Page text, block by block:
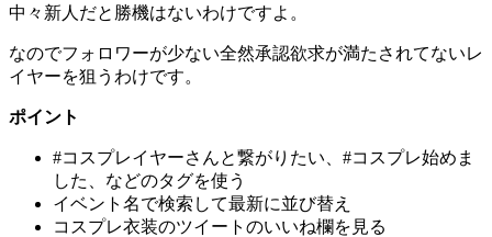
中々新人だと勝機はないわけですよ。
なのでフォロワーが少ない全然承認欲求が満たされてないレ
イヤーを狙うわけです。
ポイント
#コスプレイヤーさんと繋がりたい、#コスプレ始めま
した、などのタグを使う
イベント名で検索して最新に並び替え
コスプレ衣装のツイートのいいね欄を見る